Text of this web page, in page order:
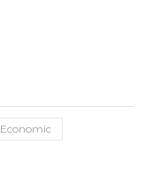
Economic